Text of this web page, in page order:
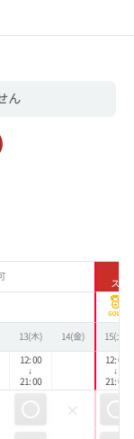
ん
スタ
13(木) 14(金) 15(土)
12:00
↓
21:00
12:00
↓
21:00